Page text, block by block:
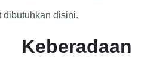
dibutuhkan disini.